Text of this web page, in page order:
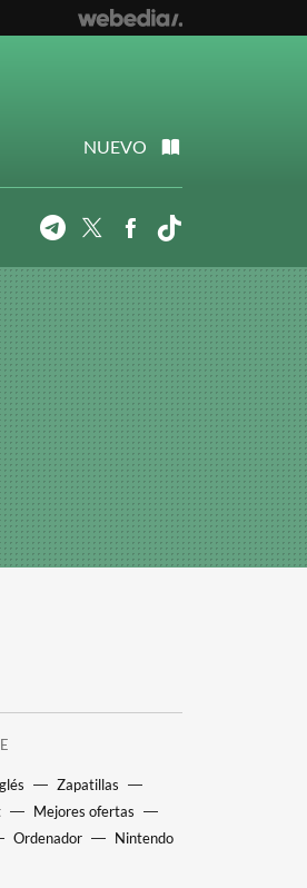
NUEVO
TelegramTwitterFacebook
Zapatillas
Mejores ofertas
Ordenador
Nintendo